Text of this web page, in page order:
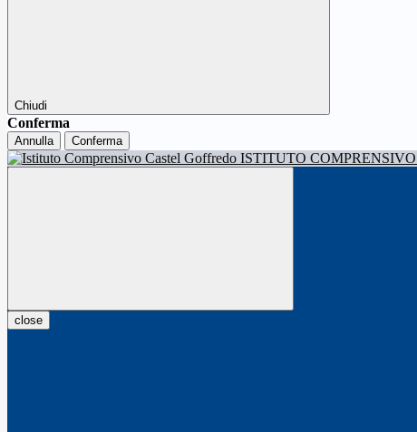
Chiudi
Conferma
Annulla Conferma
ISTITUTO COMPRENSIVO
close